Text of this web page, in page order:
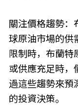
關注價格趨勢：
球原油市場的供
限制時，布蘭特
或供應充足時，
過這些趨勢來預
的投資決策。